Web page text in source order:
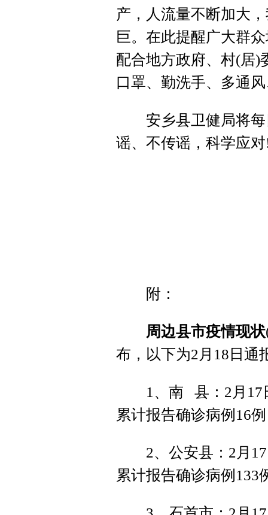
产，人流量不断加大
巨。在此提醒广大群
配合地方政府、村(居)
口罩、勤洗手、多通
安乡县卫健局将每
谣、不传谣，科学应
附：
周边县市疫情现状
布，以下为2月18日通
1、南 县：2月17日
累计报告确诊病例16
2、公安县：2月17
累计报告确诊病例133